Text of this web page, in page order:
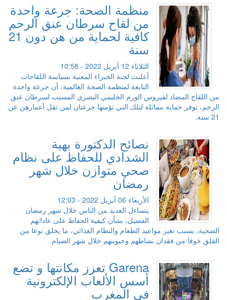
منظمة الصحة: جرعة واحدة
من لقاح سرطان عنق الرحم
كافية لحماية من هن دون 21
سنة
الثلاثاء 12 أبريل 2022 - 10:58
أعلنت لجنة الخبراء المعنية بسياسة اللقاحات
التابعة لمنظمة الصحة العالمية، أن جرعة واحدة
من اللقاح المضاد لفيروس الورم الحليمي البشري المسبب لسرطان عنق
الرحم، توفر حماية مماثلة لتلك التي تؤمنها جرعتان لمن تقل أعمارهن عن
21 سنة.
نصائح الدكتورة بهية
الشدادي للحفاظ على نظام
صحي متوازن خلال شهر
رمضان
الأربعاء 06 أبريل 2022 - 12:03
يتساءل العديد من الناس خلال شهر رمضان
الفضيل، بشأن كيفية الحفاظ على عاداتهم
الصحية، بسبب تغير مواعيد الطعام والنظام الغذائي، ما يخلق نوعا من
القلق خوفا من فقدان نشاطهم وحيويتهم خلال شهر الصيام.
Garena تعزز مكانتها و تضع
أسس الألعاب الإلكترونية
في المغرب